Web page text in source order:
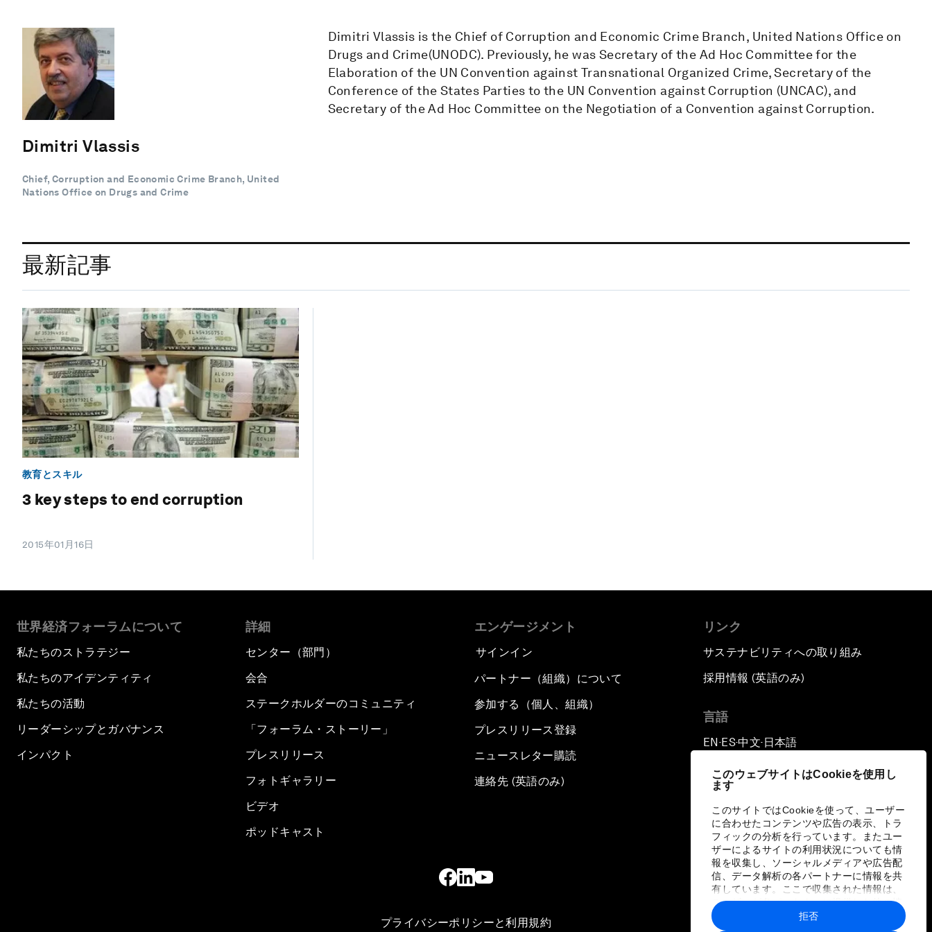
このウェブサイトはCookieを使用し
ます
このサイトではCookieを使って、ユーザー
に合わせたコンテンツや広告の表示、トラ
フィックの分析を行っています。またユー
ザーによるサイトの利用状況についても情
報を収集し、ソーシャルメディアや広告配
信、データ解析の各パートナーに情報を共
有しています。ここで収集された情報は、
ユーザーが各パートナーに提供した他の情
報や各パートナーのサービスを使用した際
に収集された情報と組み合わされ、各パー
拒否
Dimitri Vlassis
Chief, Corruption and Economic Crime Branch, United
Nations Office on Drugs and Crime
Dimitri Vlassis is the Chief of Corruption and Economic Crime Branch, United Nations Office on
Drugs and Crime(UNODC). Previously, he was Secretary of the Ad Hoc Committee for the
Elaboration of the UN Convention against Transnational Organized Crime, Secretary of the
Conference of the States Parties to the UN Convention against Corruption (UNCAC), and
Secretary of the Ad Hoc Committee on the Negotiation of a Convention against Corruption.
最新記事
教育とスキル
3 key steps to end corruption
2015年01月16日
世界経済フォーラムについて
私たちのストラテジー
私たちのアイデンティティ
私たちの活動
リーダーシップとガバナンス
インパクト
詳細
センター（部門）
会合
ステークホルダーのコミュニティ
「フォーラム・ストーリー」
プレスリリース
フォトギャラリー
ビデオ
ポッドキャスト
エンゲージメント
サインイン
パートナー（組織）について
参加する（個人、組織）
プレスリリース登録
ニュースレター購読
連絡先 (英語のみ)
リンク
サステナビリティへの取り組み
採用情報 (英語のみ)
言語
EN ▪ ES▪中文▪ 日本語
プライバシーポリシーと利用規約